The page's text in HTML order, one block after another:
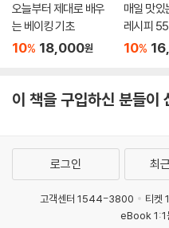
오늘부터 제대로 배우
는 베이킹 기초
10% 18,000원
매일 맛있
레시피 55
10%
이 책을 구입하신 분들이
로그인 최
고객센터 1544-3800 티
eBook 1:1